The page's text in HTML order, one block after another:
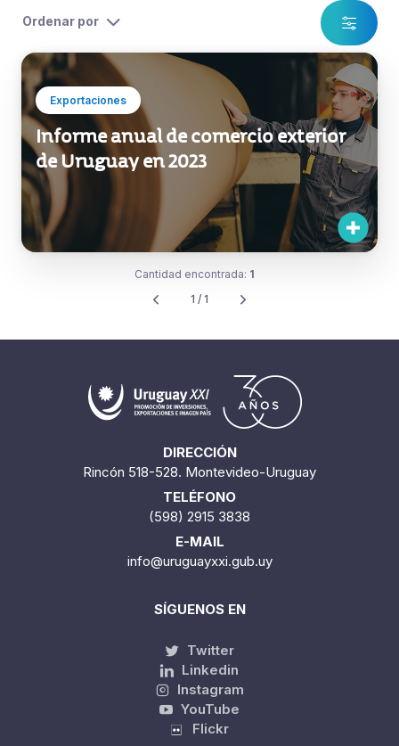
Ordenar por
Exportaciones
Informe anual de comercio exterior
de Uruguay en 2023
Cantidad encontrada: 1
1 / 1
DIRECCIÓN
Rincón 518-528. Montevideo-Uruguay
TELÉFONO
(598) 2915 3838
E-MAIL
info@uruguayxxi.gub.uy
SÍGUENOS EN
Twitter
Linkedin
Instagram
YouTube
Flickr